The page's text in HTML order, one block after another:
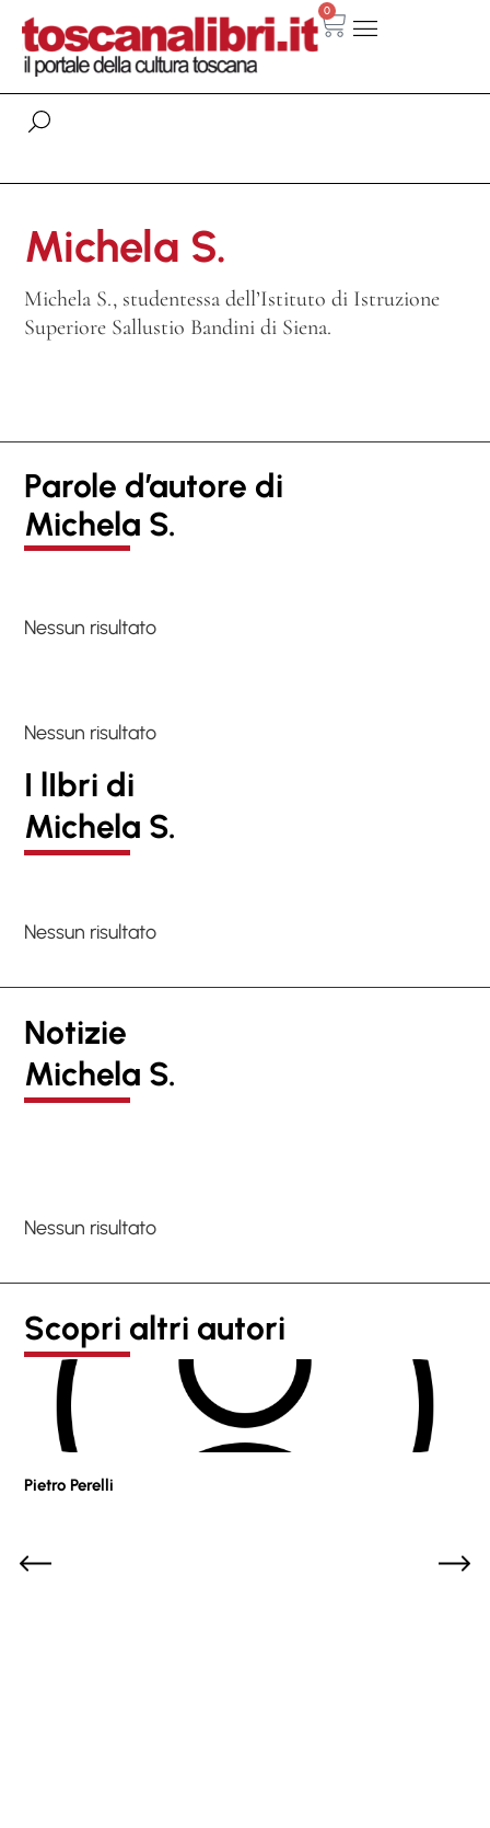
0
Michela S.
Michela S., studentessa dell’Istituto di Istruzione
Superiore Sallustio Bandini di Siena.
Parole d’autore di
Michela S.
Nessun risultato
Nessun risultato
I lIbri di
Michela S.
Nessun risultato
Notizie
Michela S.
Nessun risultato
Scopri altri autori
Pietro Perelli